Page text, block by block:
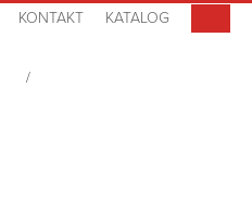
KONTAKT KATALOG